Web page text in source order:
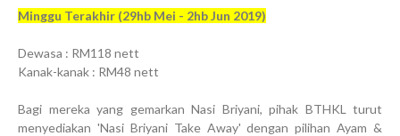
Minggu Terakhir (29hb Mei - 2hb Jun 2019)
Dewasa : RM118 nett
Kanak-kanak : RM48 nett
Bagi mereka yang gemarkan Nasi Briyani, pihak BTHKL turut
menyediakan 'Nasi Briyani Take Away' dengan pilihan Ayam &